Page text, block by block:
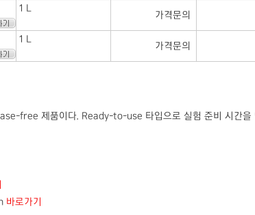
1 L
가격문의
1 L
가격문의
free 제품이다. Ready-to-use 타입으로 실험 준비 시간을
바로가기